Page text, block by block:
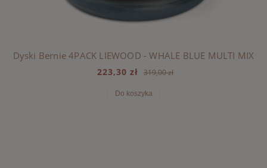
Dyski Bernie 4PACK LIEWOOD - WHALE BLUE MULTI MIX
223,30 zł 319,00 zł
Do koszyka